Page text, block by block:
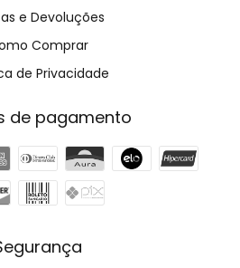
e Devoluções
Comprar
de Privacidade
de pagamento